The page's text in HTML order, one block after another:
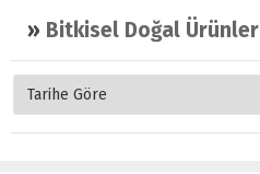
» Bitkisel Doğal Ürünler